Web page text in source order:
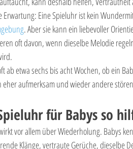
Erwartung: Eine Spieluhr ist kein
. Aber sie kann ein liebevoller
oft davon, wenn dieselbe Melodie
ab etwa sechs bis acht Wochen, ob ein
aufmerksam und wieder andere
für Babys so
vor allem über Wiederholung. Babys
Klänge, vertraute Gerüche, dieselbe